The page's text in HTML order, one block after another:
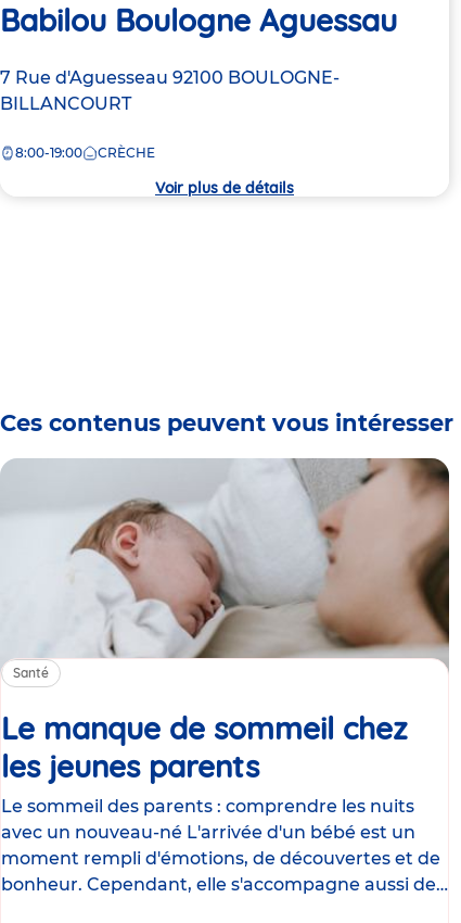
Babilou Boulogne Aguessau
Adresse
de
crèche
7 Rue d'Aguesseau 92100 BOULOGNE-
BILLANCOURT
8:00-19:00 CRÈCHE
Voir plus de détails
Ces contenus peuvent vous intéresser
Santé
Le manque de sommeil chez
les jeunes parentsArticle
Le sommeil des parents : comprendre les nuits
avec un nouveau-né L'arrivée d'un bébé est un
moment rempli d'émotions, de découvertes et de
bonheur. Cependant, elle s'accompagne aussi de